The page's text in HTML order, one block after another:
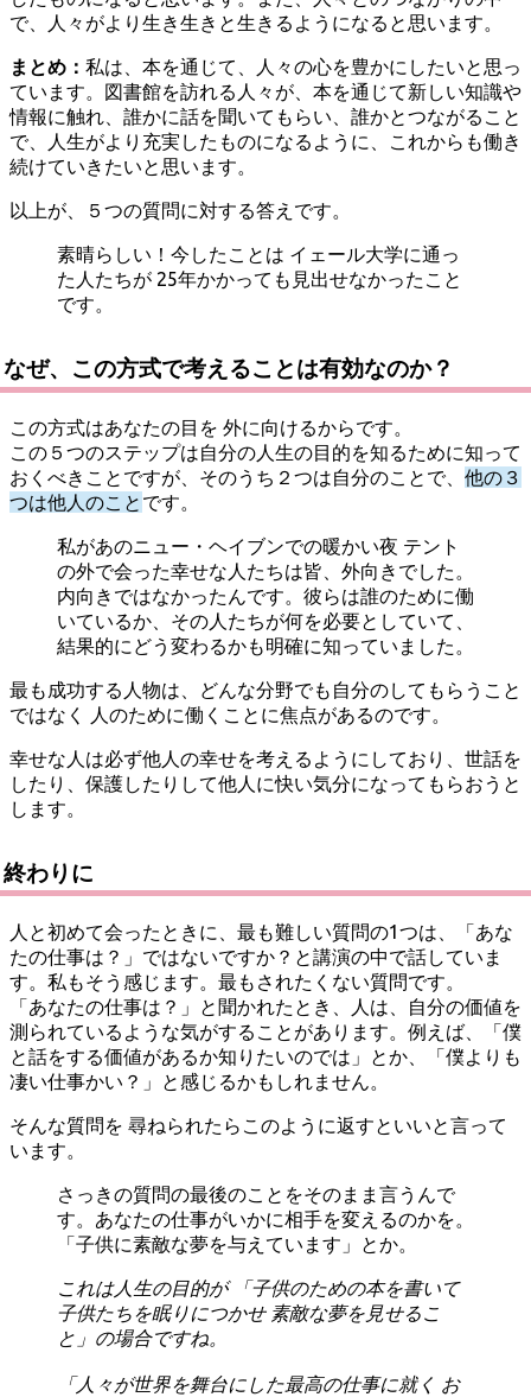
で、人々がより生き生きと生きるようになると思います。
まとめ： 私は、本を通じて、人々の心を豊かにしたいと思っ
ています。図書館を訪れる人々が、本を通じて新しい知識や
情報に触れ、誰かに話を聞いてもらい、誰かとつながること
で、人生がより充実したものになるように、これからも働き
続けていきたいと思います。
以上が、５つの質問に対する答えです。
素晴らしい！今したことは イェール大学に通っ
た人たちが 25年かかっても見出せなかったこと
です。
なぜ、この方式で考えることは有効なのか？
この方式はあなたの目を 外に向けるからです。
この５つのステップは自分の人生の目的を知るために知って
おくべきことですが、そのうち２つは自分のことで、 他の３
つは他人のこと です。
私があのニュー・ヘイブンでの暖かい夜 テント
の外で会った幸せな人たちは皆、外向きでした。
内向きではなかったんです。彼らは誰のために働
いているか、その人たちが何を必要としていて、
結果的にどう変わるかも明確に知っていました。
最も成功する人物は、どんな分野でも自分のしてもらうこと
ではなく 人のために働くことに焦点があるのです。
幸せな人は必ず他人の幸せを考えるようにしており、世話を
したり、保護したりして他人に快い気分になってもらおうと
します。
終わりに
人と初めて会ったときに、最も難しい質問の1つは、「あな
たの仕事は？」ではないですか？と講演の中で話していま
す。私もそう感じます。最もされたくない質問です。
「あなたの仕事は？」と聞かれたとき、人は、自分の価値を
測られているような気がすることがあります。例えば、「僕
と話をする価値があるか知りたいのでは」とか、「僕よりも
凄い仕事かい？」と感じるかもしれません。
そんな質問を 尋ねられたらこのように返すといいと言って
います。
さっきの質問の最後のことをそのまま言うんで
す。あなたの仕事がいかに相手を変えるのかを。
「子供に素敵な夢を与えています」とか。
これは人生の目的が 「子供のための本を書いて
子供たちを眠りにつかせ 素敵な夢を見せるこ
と」の場合ですね。
「人々が世界を舞台にした最高の仕事に就く お